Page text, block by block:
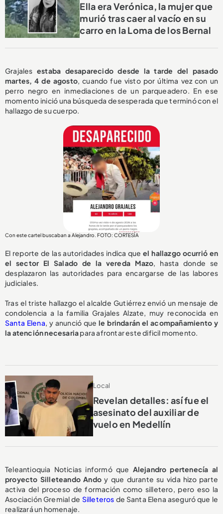
Ella era Verónica, la mujer que
murió tras caer al vacío en su
carro en la Loma de los Bernal
Grajales estaba desaparecido desde la tarde del pasado
martes, 4 de agosto, cuando fue visto por última vez con un
perro negro en inmediaciones de un parqueadero. En ese
momento inició una búsqueda desesperada que terminó con el
hallazgo de su cuerpo.
Con este cartel buscaban a Alejandro. FOTO: CORTESÍA
El reporte de las autoridades indica queel hallazgo ocurrió en
el sector El Salado de la vereda Mazo, hasta donde se
desplazaron las autoridades para encargarse de las labores
judiciales.
Tras el triste hallazgo el alcalde Gutiérrez envió un mensaje de
condolencia a la familia Grajales Alzate, muy reconocida en
Santa Elena, y anunció quele brindarán el acompañamiento y
la atención necesariapara afrontar este dificil momento.
Local
Revelan detalles: así fue el
asesinato del auxiliar de
vuelo en Medellín
Teleantioquia Noticias informó que Alejandro pertenecía al
proyecto Silleteando Ando y que durante su vida hizo parte
activa del proceso de formación como silletero, pero eso la
Asociación Gremial de Silleteros de Santa Elena aseguró que le
realizará un homenaje.